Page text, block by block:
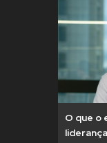
O que o